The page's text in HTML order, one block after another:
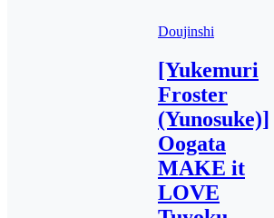
Doujinshi
[Yukemuri
Froster
(Yunosuke)]
Oogata
MAKE it
LOVE